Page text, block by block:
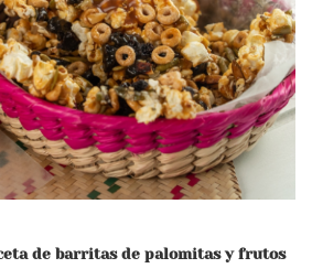
de barritas de palomitas y frutos